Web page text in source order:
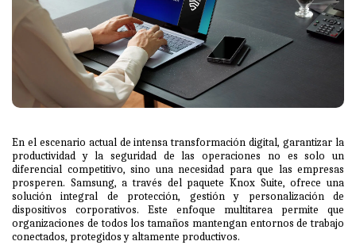
En el escenario actual de intensa transformación digital, garantizar la
productividad y la seguridad de las operaciones no es solo un
diferencial competitivo, sino una necesidad para que las empresas
prosperen. Samsung, a través del paquete Knox Suite, ofrece una
solución integral de protección, gestión y personalización de
dispositivos corporativos. Este enfoque multitarea permite que
organizaciones de todos los tamaños mantengan entornos de trabajo
conectados, protegidos y altamente productivos.